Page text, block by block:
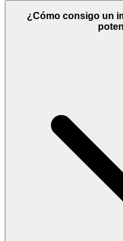
No encontrarás miles de
porque creemos que
¿Cómo consigo un